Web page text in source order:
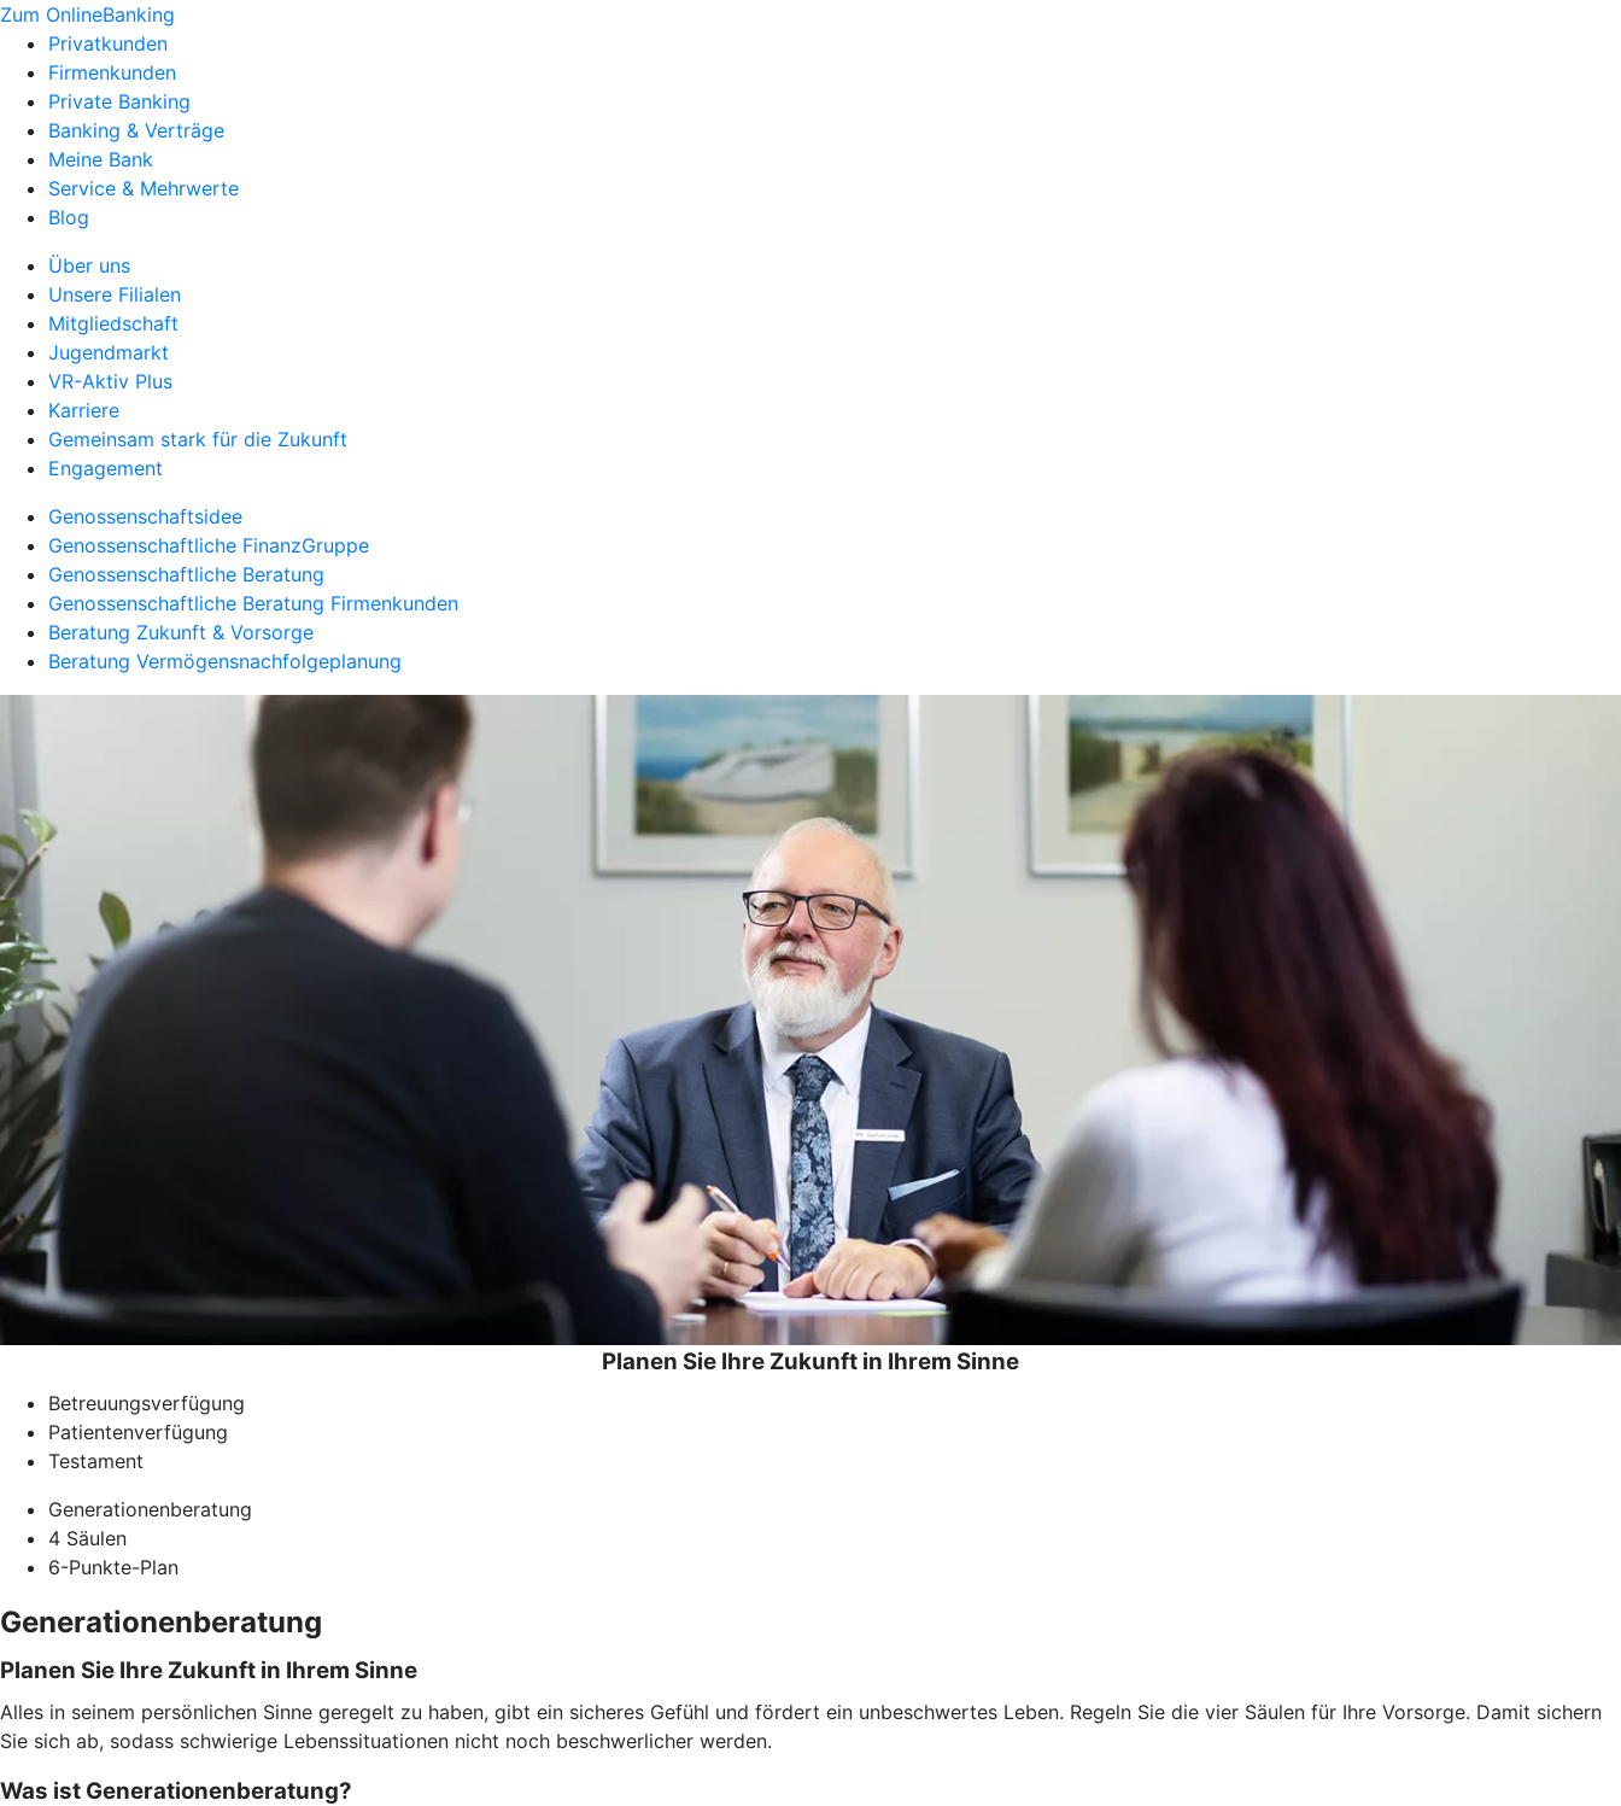
Zum OnlineBanking
Privatkunden
Firmenkunden
Private Banking
Banking & Verträge
Meine Bank
Service & Mehrwerte
Blog
Über uns
Unsere Filialen
Mitgliedschaft
Jugendmarkt
VR-Aktiv Plus
Karriere
Gemeinsam stark für die Zukunft
Engagement
Genossenschaftsidee
Genossenschaftliche FinanzGruppe
Genossenschaftliche Beratung
Genossenschaftliche Beratung Firmenkunden
Beratung Zukunft & Vorsorge
Beratung Vermögensnachfolgeplanung
Planen Sie Ihre Zukunft in Ihrem Sinne
Betreuungsverfügung
Patientenverfügung
Testament
Generationenberatung
4 Säulen
6-Punkte-Plan
Generationenberatung
Planen Sie Ihre Zukunft in Ihrem Sinne
Alles in seinem persönlichen Sinne geregelt zu haben, gibt ein sicheres Gefühl und fördert ein unbeschwertes Leben. Regeln Sie die vier Säulen für Ihre Vorsorge. Damit sichern
Sie sich ab, sodass schwierige Lebenssituationen nicht noch beschwerlicher werden.
Was ist Generationenberatung?